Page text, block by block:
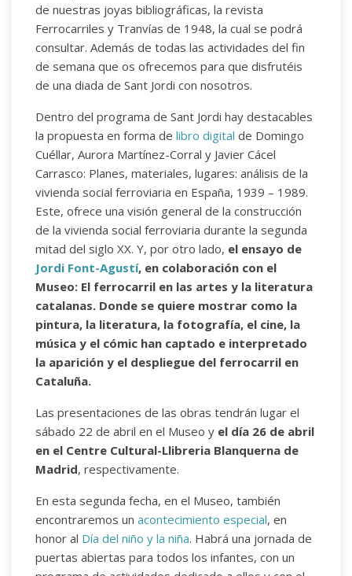
de nuestras joyas bibliográficas, la revista
Ferrocarriles y Tranvías de 1948, la cual se podrá
consultar. Además de todas las actividades del fin
de semana que os ofrecemos para que disfrutéis
de una diada de Sant Jordi con nosotros.
Dentro del programa de Sant Jordi hay destacables
la propuesta en forma de libro digital de Domingo
Cuéllar, Aurora Martínez-Corral y Javier Cácel
Carrasco: Planes, materiales, lugares: análisis de la
vivienda social ferroviaria en España, 1939 – 1989.
Este, ofrece una visión general de la construcción
de la vivienda social ferroviaria durante la segunda
mitad del siglo XX. Y, por otro lado, el ensayo de
Jordi Font-Agustí, en colaboración con el
Museo: El ferrocarril en las artes y la literatura
catalanas. Donde se quiere mostrar como la
pintura, la literatura, la fotografía, el cine, la
música y el cómic han captado e interpretado
la aparición y el despliegue del ferrocarril en
Cataluña.
Las presentaciones de las obras tendrán lugar el
sábado 22 de abril en el Museo y el día 26 de abril
en el Centre Cultural-Llibreria Blanquerna de
Madrid, respectivamente.
En esta segunda fecha, en el Museo, también
encontraremos un acontecimiento especial, en
honor al Día del niño y la niña. Habrá una jornada de
puertas abiertas para todos los infantes, con un